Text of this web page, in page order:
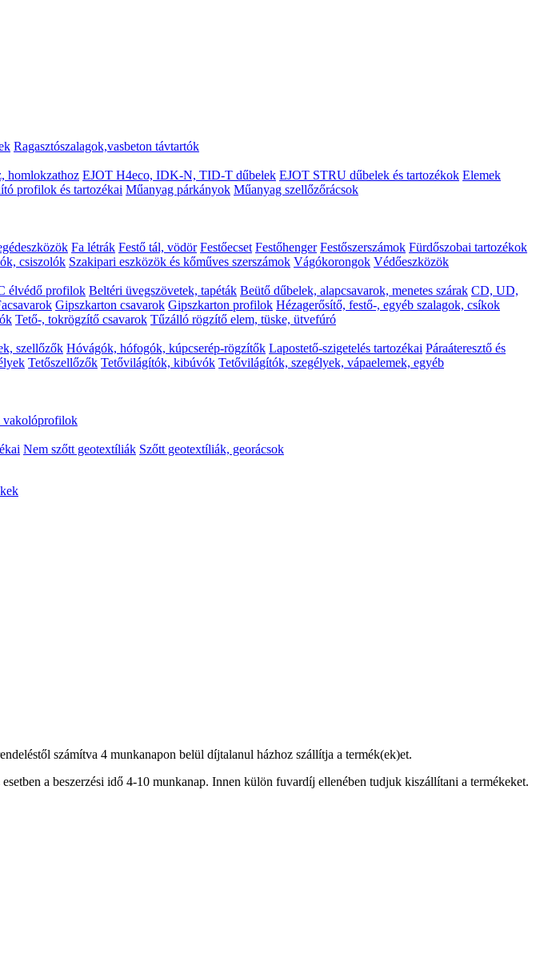
Ragasztószalagok,vasbeton távtartók
homlokzathoz EJOT H4eco, IDK-N, TID-T dűbelek EJOT STRU dűbelek és tartozékok Elemek
profilok és tartozékai Műanyag párkányok Műanyag szellőzőrácsok
Fa létrák Festő tál, vödör Festőecset Festőhenger Festőszerszámok Fürdőszobai tartozékok
csiszolók Szakipari eszközök és kőműves szerszámok Vágókorongok Védőeszközök
élvédő profilok Beltéri üvegszövetek, tapéták Beütő dűbelek, alapcsavarok, menetes szárak CD, UD,
Gipszkarton csavarok Gipszkarton profilok Hézagerősítő, festő-, egyéb szalagok, csíkok
Tető-, tokrögzítő csavarok Tűzálló rögzítő elem, tüske, ütvefúró
szellőzők Hóvágók, hófogók, kúpcserép-rögzítők Lapostető-szigetelés tartozékai Páraáteresztő és
Tetőszellőzők Tetővilágítók, kibúvók Tetővilágítók, szegélyek, vápaelemek, egyéb
Nem szőtt geotextíliák Szőtt geotextíliák, georácsok
számítva 4 munkanapon belül díjtalanul házhoz szállítja a termék(ek)et.
a beszerzési idő 4-10 munkanap. Innen külön fuvardíj ellenében tudjuk kiszállítani a termékeket.